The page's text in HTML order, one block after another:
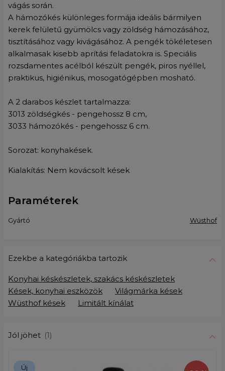
vágás során.
A hámozókés különleges formája ideális bármilyen
kerek felületű gyümölcs vagy zöldség hámozásához,
tisztításához vagy kivágásához. A pengék tökéletesen
alkalmasak kisebb aprítási feladatokra is. Speciális
rozsdamentes acélból készült pengék, piros nyéllel,
praktikus, higiénikus, mosogatógépben mosható.
A 2 darabos készlet tartalmazza:
3013 zöldségkés - pengehossz 8 cm,
3033 hámozókés - pengehossz 6 cm.
Sorozat: konyhakések.
Kialakítás: Nem kovácsolt kések
Paraméterek
Gyártó Wüsthof
Ezekbe a kategóriákba tartozik
Konyhai késkészletek, szakács késkészletek
Kések, konyhai eszközök
Világmárka kések
Wüsthof kések
Limitált kínálat
Jól jöhet (1)
Új